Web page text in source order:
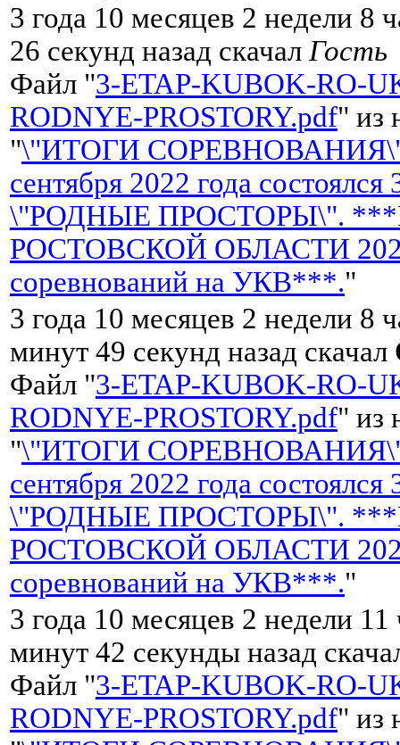
3 года 10 месяцев 2 недели 8
26 секунд назад скачал Гость
Файл "3-ETAP-KUBOK-RO-
RODNYE-PROSTORY.pdf" из
"\"ИТОГИ
сентября 2022 года
\"РОДНЫЕ ПРОСТОРЫ\".
РОСТОВСКОЙ ОБЛАСТИ
соревнований на УКВ***."
3 года 10 месяцев 2 недели 8
минут 49 секунд назад скачал
Файл "3-ETAP-KUBOK-RO-
RODNYE-PROSTORY.pdf" из
"\"ИТОГИ
сентября 2022 года
\"РОДНЫЕ ПРОСТОРЫ\".
РОСТОВСКОЙ ОБЛАСТИ
соревнований на УКВ***."
3 года 10 месяцев 2 недели 11
минут 42 секунды назад
Файл "3-ETAP-KUBOK-RO-
RODNYE-PROSTORY.pdf" из